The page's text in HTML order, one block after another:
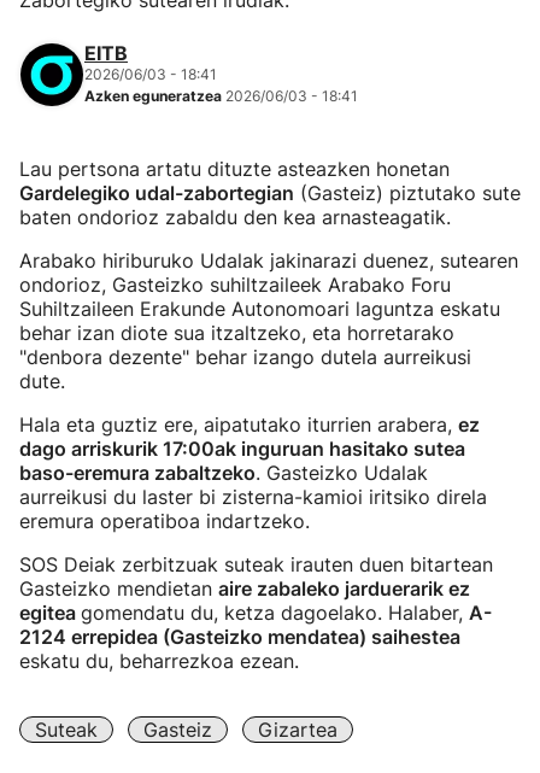
EITB
2026/06/03 - 18:41
Azken eguneratzea 2026/06/03 - 18:41
Lau pertsona artatu dituzte asteazken honetan
Gardelegiko udal-zabortegian (Gasteiz) piztutako sute
baten ondorioz zabaldu den kea arnasteagatik.
Arabako hiriburuko Udalak jakinarazi duenez, sutearen
ondorioz, Gasteizko suhiltzaileek Arabako Foru
Suhiltzaileen Erakunde Autonomoari laguntza eskatu
behar izan diote sua itzaltzeko, eta horretarako
"denbora dezente" behar izango dutela aurreikusi
dute.
Hala eta guztiz ere, aipatutako iturrien arabera, ez
dago arriskurik 17:00ak inguruan hasitako sutea
baso-eremura zabaltzeko. Gasteizko Udalak
aurreikusi du laster bi zisterna-kamioi iritsiko direla
eremura operatiboa indartzeko.
SOS Deiak zerbitzuak suteak irauten duen bitartean
Gasteizko mendietan aire zabaleko jarduerarik ez
egitea gomendatu du, ketza dagoelako. Halaber, A-
2124 errepidea (Gasteizko mendatea) saihestea
eskatu du, beharrezkoa ezean.
Suteak Gasteiz Gizartea